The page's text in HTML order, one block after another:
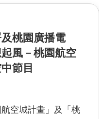
桃園廣播電
風－桃園航空
節目
空城計畫」及「桃